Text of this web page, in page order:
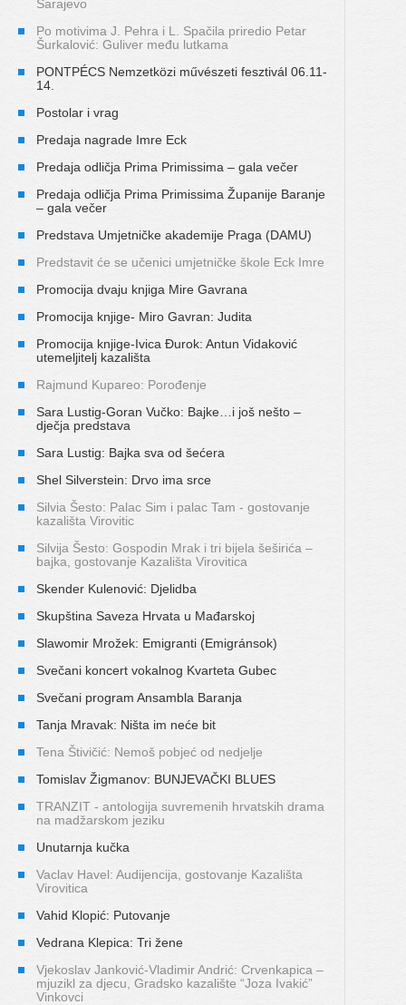
Sarajevo
Po motivima J. Pehra i L. Spačila priredio Petar
Šurkalović: Guliver među lutkama
PONTPÉCS Nemzetközi művészeti fesztivál 06.11-
14.
Postolar i vrag
Predaja nagrade Imre Eck
Predaja odličja Prima Primissima – gala večer
Predaja odličja Prima Primissima Županije Baranje
– gala večer
Predstava Umjetničke akademije Praga (DAMU)
Predstavit će se učenici umjetničke škole Eck Imre
Promocija dvaju knjiga Mire Gavrana
Promocija knjige- Miro Gavran: Judita
Promocija knjige-Ivica Đurok: Antun Vidaković
utemeljitelj kazališta
Rajmund Kupareo: Porođenje
Sara Lustig-Goran Vučko: Bajke…i još nešto –
dječja predstava
Sara Lustig: Bajka sva od šećera
Shel Silverstein: Drvo ima srce
Silvia Šesto: Palac Sim i palac Tam - gostovanje
kazališta Virovitic
Silvija Šesto: Gospodin Mrak i tri bijela šeširića –
bajka, gostovanje Kazališta Virovitica
Skender Kulenović: Djelidba
Skupština Saveza Hrvata u Mađarskoj
Slawomir Mrožek: Emigranti (Emigránsok)
Svečani koncert vokalnog Kvarteta Gubec
Svečani program Ansambla Baranja
Tanja Mravak: Ništa im neće bit
Tena Štivičić: Nemoš pobjeć od nedjelje
Tomislav Žigmanov: BUNJEVAČKI BLUES
TRANZIT - antologija suvremenih hrvatskih drama
na madžarskom jeziku
Unutarnja kučka
Vaclav Havel: Audijencija, gostovanje Kazališta
Virovitica
Vahid Klopić: Putovanje
Vedrana Klepica: Tri žene
Vjekoslav Janković-Vladimir Andrić: Crvenkapica –
mjuzikl za djecu, Gradsko kazalište “Joza Ivakić”
Vinkovci